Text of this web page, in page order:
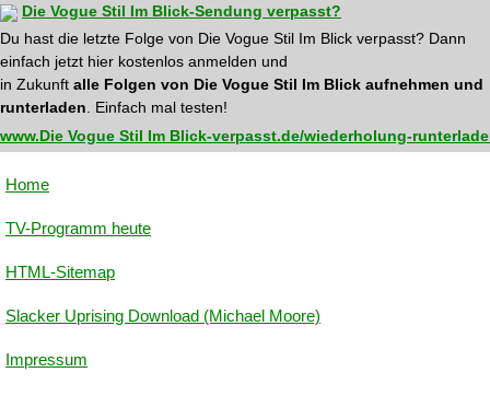
Die Vogue Stil Im Blick-Sendung verpasst?
Du hast die letzte Folge von Die Vogue Stil Im Blick verpasst? Dann
einfach jetzt hier kostenlos anmelden und
in Zukunft alle Folgen von Die Vogue Stil Im Blick aufnehmen und
runterladen . Einfach mal testen!
www.Die Vogue Stil Im Blick-verpasst.de/wiederholung-
Home
TV-Programm heute
HTML-Sitemap
Slacker Uprising Download (Michael Moore)
Impressum